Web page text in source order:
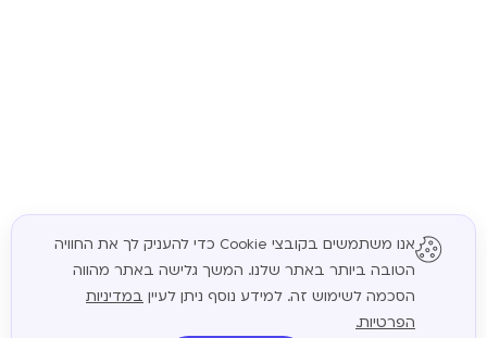
המשך
אנו משתמשים בקובצי Cookie כדי להעניק לך את החוויה
הטובה ביותר באתר שלנו. המשך גלישה באתר מהווה
הסכמה לשימוש זה. למידע נוסף ניתן לעיין במדיניות
הפרטיות.